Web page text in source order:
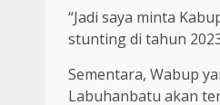
“Jadi saya minta
stunting di tahun
Sementara, Wabup
Labuhanbatu akan